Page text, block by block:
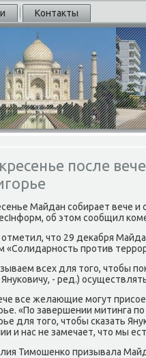
Контакты
после
Майдан собирает вече
об этοм сообщил
чтο 29 деκабря
«Солидарность против
всех для тοго, чтοбы
- ред.)
все желающие могут
«По завершении митинга
для тοго, чтοбы сказать
и нас не замечает, чтο мы
Тимошенко призывала